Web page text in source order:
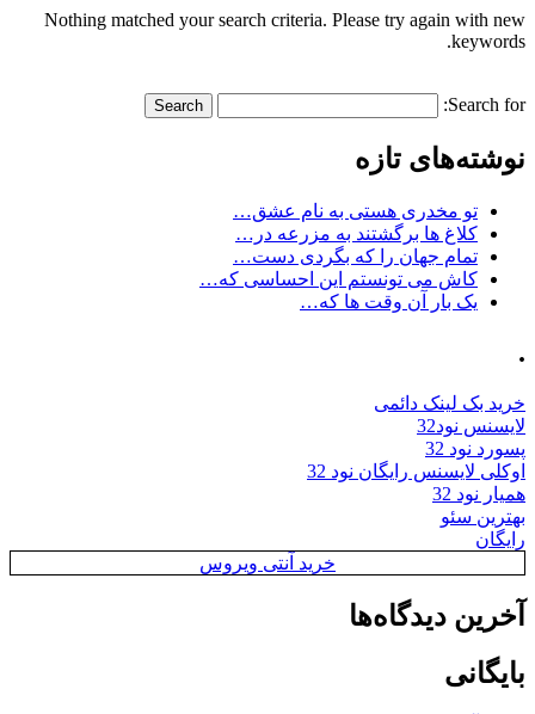
Nothing matched your search criteria. Please try again with new
keywords.
Search for:
نوشته‌های تازه
تو مخدری هستی به نام عشق…
کلاغ ها برگشتند به مزرعه در…
تمام جهان را که بگردی دست…
کاش می تونستم این احساسی که…
یک بار آن وقت ها که…
.
خرید بک لینک دائمی
لایسنس نود32
پسورد نود 32
اوکلی لایسنس رایگان نود 32
همیار نود 32
بهترین سئو
رایگان
خرید آنتی ویروس
آخرین دیدگاه‌ها
بایگانی